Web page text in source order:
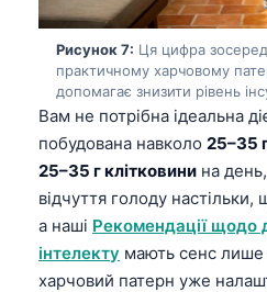
Рисунок 7: Ця цифра
практичному харчовому
допомагає знизити рівень
Вам не потрібна ідеальна
побудована навколо 25–35
25–35 г клітковини на
відчуття голоду
а наші Рекомендації щодо
інтелекту мають сенс лише
харчовий патерн уже
Português
Ελληνικά
Türkçe
Română
简体中文
فارسی
Български
Dansk